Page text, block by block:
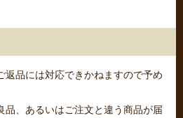
返品には対応できかねますので予め
品、あるいはご注文と違う商品が届